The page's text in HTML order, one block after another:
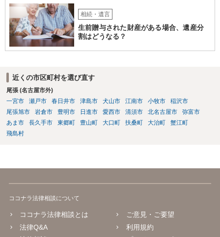
相続・遺言
生前贈与された財産がある場合、遺産分
割はどうなる？
近くの市区町村を選び直す
尾張 (名古屋市外)
一宮市
瀬戸市 春日井市 津島市 犬山市 江南市 小牧市
稲沢市
尾張旭市
岩倉市 豊明市 日進市 愛西市 清須市 北名古屋市
弥富市
あま市
長久手市 東郷町 豊山町 大口町 扶桑町 大治町
蟹江町
飛島村
ココナラ法律相談について
ココナラ法律相談とは
法律Q&A
ご意見・ご要望
利用規約